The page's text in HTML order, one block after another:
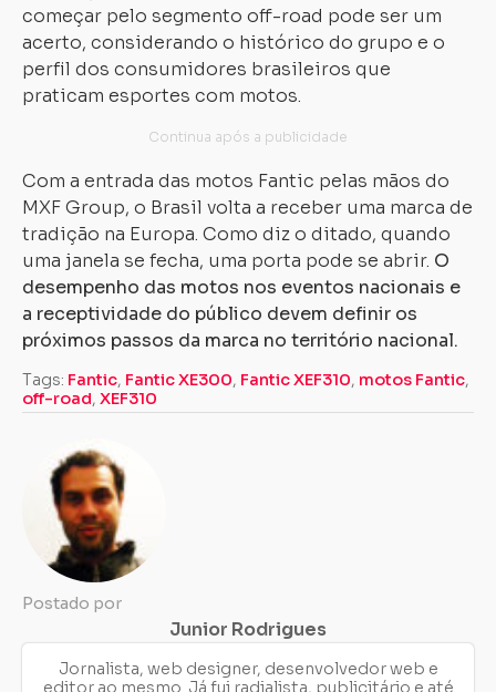
começar pelo segmento off-road pode ser um
acerto, considerando o histórico do grupo e o
perfil dos consumidores brasileiros que
praticam esportes com motos.
Com a entrada das motos Fantic pelas mãos do
MXF Group, o Brasil volta a receber uma marca de
tradição na Europa. Como diz o ditado, quando
uma janela se fecha, uma porta pode se abrir. O
desempenho das motos nos eventos nacionais e
a receptividade do público devem definir os
próximos passos da marca no território nacional.
Tags: Fantic, Fantic XE300, Fantic XEF310, motos Fantic,
off-road, XEF310
Postado por
Junior Rodrigues
Jornalista, web designer, desenvolvedor web e
editor ao mesmo. Já fui radialista, publicitário e até